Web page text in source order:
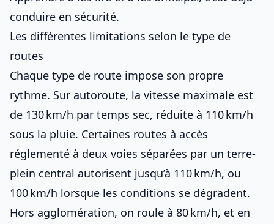
conduire en sécurité.
Les différentes limitations selon le type de
routes
Chaque type de route impose son propre
rythme. Sur autoroute, la vitesse maximale est
de 130 km/h par temps sec, réduite à 110 km/h
sous la pluie. Certaines routes à accès
réglementé à deux voies séparées par un terre-
plein central autorisent jusqu’à 110 km/h, ou
100 km/h lorsque les conditions se dégradent.
Hors agglomération, on roule à 80 km/h, et en